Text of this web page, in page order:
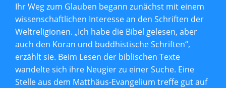
Ihr Weg zum Glauben begann zunächst mit einem
wissenschaftlichen Interesse an den Schriften der
Weltreligionen. „Ich habe die Bibel gelesen, aber
auch den Koran und buddhistische Schriften“,
erzählt sie. Beim Lesen der biblischen Texte
wandelte sich ihre Neugier zu einer Suche. Eine
Stelle aus dem Matthäus-Evangelium treffe gut auf